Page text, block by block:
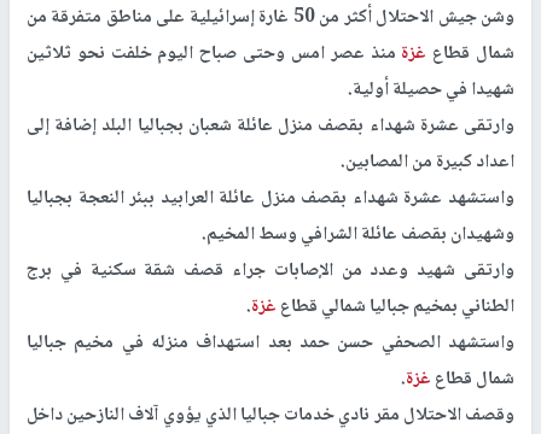
وشن جيش الاحتلال أكثر من 50 غارة إسرائيلية على مناطق متفرقة من
شمال قطاع غزة منذ عصر امس وحتى صباح اليوم خلفت نحو ثلاثين
شهيدا في حصيلة أولية.
وارتقى عشرة شهداء بقصف منزل عائلة شعبان بجباليا البلد إضافة إلى
اعداد كبيرة من المصابين.
واستشهد عشرة شهداء بقصف منزل عائلة العرابيد ببئر النعجة بجباليا
وشهيدان بقصف عائلة الشرافي وسط المخيم.
وارتقى شهيد وعدد من الإصابات جراء قصف شقة سكنية في برج
الطناني بمخيم جباليا شمالي قطاعغزة.
واستشهد الصحفي حسن حمد بعد استهداف منزله في مخيم جباليا
شمال قطاعغزة.
وقصف الاحتلال مقر نادي خدمات جباليا الذي يؤوي آلاف النازحين داخل